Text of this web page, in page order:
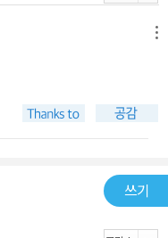
쓰기